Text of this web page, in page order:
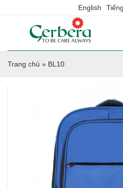
English
Trang chủ » BL10